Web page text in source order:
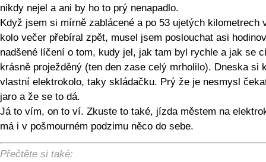
nikdy nejel a ani by ho to prý nenapadlo.
Když jsem si mírně zablácené a po 53 ujetých kilometrech
kolo večer přebíral zpět, musel jsem poslouchat asi
nadšené líčení o tom, kudy jel, jak tam byl rychle a jak se
krásně proježděný (ten den zase celý mrholilo). Dneska si
vlastní elektrokolo, taky skládačku. Prý že je nesmysl
jaro a že se to dá.
Já to vím, on to ví. Zkuste to také, jízda městem na
má i v pošmourném podzimu něco do sebe.
Přečtěte si také: